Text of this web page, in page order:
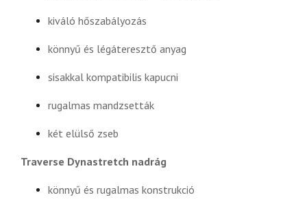
kiváló hőszabályozás
könnyű és légáteresztő anyag
sisakkal kompatibilis kapucni
rugalmas mandzsetták
két elülső zseb
Traverse Dynastretch nadrág
könnyű és rugalmas konstrukció